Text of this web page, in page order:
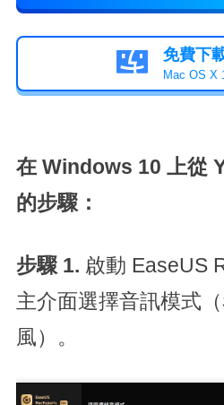
 免費下
Mac OS X
在 Windows 10 上從
的步驟：
步驟 1. 啟動 EaseUS
主介面選擇音訊模式
風）。